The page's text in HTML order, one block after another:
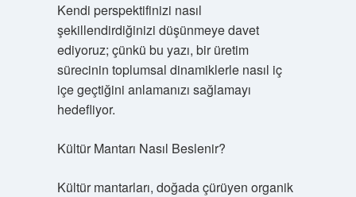
Kendi perspektifinizi nasıl
şekillendirdiğinizi düşünmeye davet
ediyoruz; çünkü bu yazı, bir üretim
sürecinin toplumsal dinamiklerle nasıl iç
içe geçtiğini anlamanızı sağlamayı
hedefliyor.
Kültür Mantarı Nasıl Beslenir?
Kültür mantarları, doğada çürüyen organik